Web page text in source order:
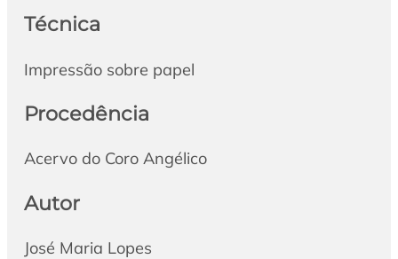
Técnica
Impressão sobre papel
Procedência
Acervo do Coro Angélico
Autor
José Maria Lopes